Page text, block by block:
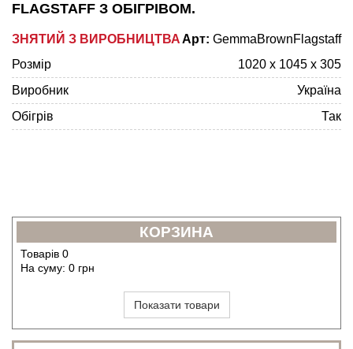
FLAGSTAFF З ОБІГРІВОМ.
Арт: GemmaBrownFlagstaff
ЗНЯТИЙ З ВИРОБНИЦТВА
Розмір
1020 x 1045 x 305
Виробник
Україна
Обігрів
Так
КОРЗИНА
Товарів 0
На суму: 0 грн
Показати товари